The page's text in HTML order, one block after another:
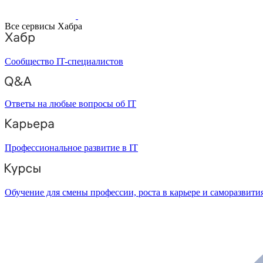
Все сервисы Хабра
Сообщество IT-специалистов
Ответы на любые вопросы об IT
Профессиональное развитие в IT
Обучение для смены профессии, роста в карьере и